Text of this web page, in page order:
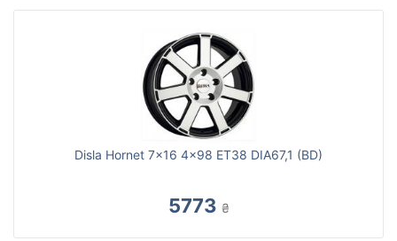
Disla Hornet 7x16 4x98 ET38 DIA67,1 (BD)
5773 ₴